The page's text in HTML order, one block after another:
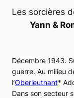
Les sorcières
Yann &
Décembre 1943.
guerre. Au milieu
l’Oberleutnant*
Dans son secteur